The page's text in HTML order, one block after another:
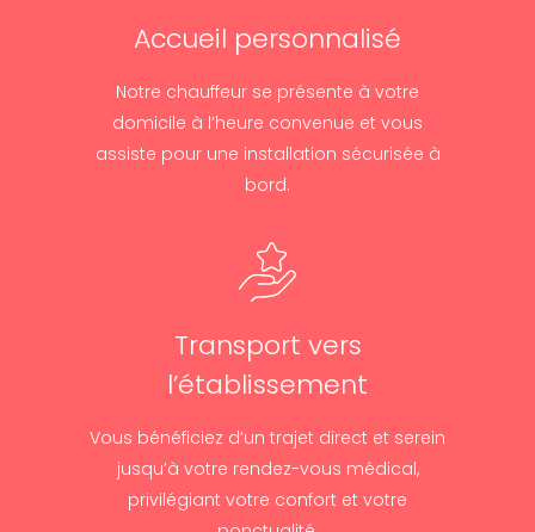
Accueil personnalisé
Notre chauffeur se présente à votre
domicile à l’heure convenue et vous
assiste pour une installation sécurisée à
bord.
Transport vers
l’établissement
Vous bénéficiez d’un trajet direct et serein
jusqu’à votre rendez-vous médical,
privilégiant votre confort et votre